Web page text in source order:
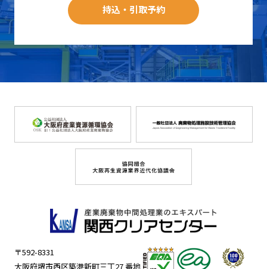
持込・引取予約
〒592-8331
大阪府堺市西区築港新町三丁27 番地